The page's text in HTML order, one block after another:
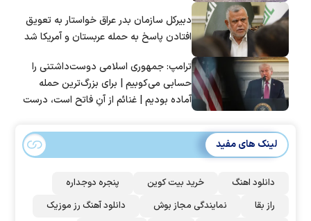
دبیرکل سازمان بدر عراق خواستار به تعویق
افتادن پاسخ به حمله عربستان و آمریکا شد
ترامپ: جمهوری اسلامی دوست‌داشتنی را
حسابی می‌کوبیم | برای بزرگ‌ترین حمله
آماده بودیم | غنائم از آنِ فاتح است، درست
لینک های مفید
دانلود اهنگ خرید بیت کوین
پنجره دوجداره
راز بقا
نمایندگی مجاز بوش دانلود آهنگ رز‌ موزیک